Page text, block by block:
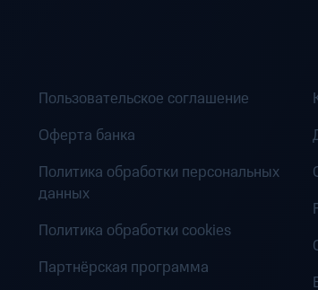
Пользовательское соглашение
Оферта банка
Политика обработки персональных
данных
Политика обработки cookies
Партнёрская программа